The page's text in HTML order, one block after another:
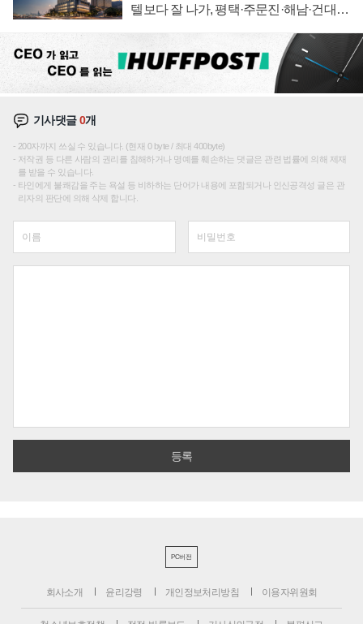
텔보다 잘 나가, 평택·주문진·해남·건대로
기사댓글0개
200자까지 쓰실 수 있습니다. (현재 0 byte / 최대 400byte)
저작권 등 다른 사람의 권리를 침해하거나 명예를 훼손하는 댓글은 관련 법률에 의해 제재
를 받을 수 있습니다.
타인에게 불쾌감을 주는 욕설 등 비하하는 단어가 내용에 포함되거나 인신공격성 글은 관
리자의 판단에 의해 삭제 합니다.
PC버전
회사소개 윤리강령 개인정보처리방침 이용자위원회